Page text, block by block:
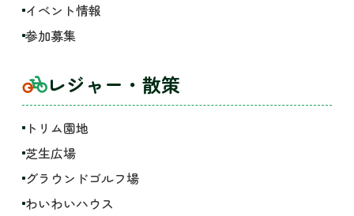
イベント情報
参加募集
レジャー・散策
トリム園地
芝生広場
グラウンドゴルフ場
わいわいハウス